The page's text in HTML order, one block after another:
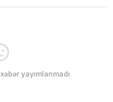
yayımlanmadı